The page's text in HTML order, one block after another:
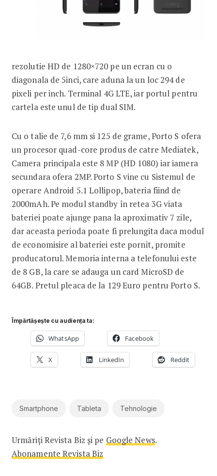
rezolutie HD de 1280×720 pe un ecran cu o
diagonala de 5inci, care aduna la un loc 294 de
pixeli per inch. Terminal 4G LTE, iar portul pentru
cartela este unul de tip dual SIM.
Cu o talie de 7,6 mm si 125 de grame, Porto S ofera
un procesor quad-core produs de catre Mediatek,
Camera principala este 8 MP (HD 1080) iar iamera
secundara ofera 2MP. Porto S vine cu Sistemul de
operare Android 5.1 Lollipop, bateria fiind de
2000mAh. Pe modul standby în retea 3G viata
bateriei poate ajunge pana la aproximativ 7 zile,
dar aceasta perioda poate fi prelungita daca modul
de economisire al bateriei este pornit, promite
producatorul. Memoria interna a telefonului este
de 8 GB, la care se adauga un card MicroSD de
64GB. Pretul pleaca de la 129 Euro pentru Porto S.
Împărtășește cu audiența ta:
WhatsApp Facebook
X LinkedIn Reddit
Smartphone Tableta Tehnologie
Urmăriți Revista Biz și pe Google News.
Abonamente Revista Biz